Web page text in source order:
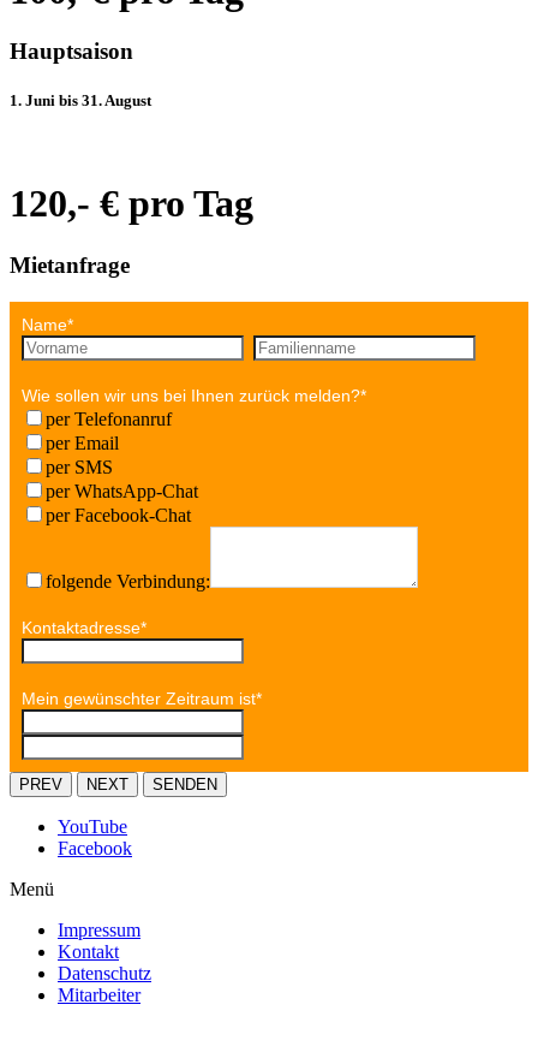
Hauptsaison
1. Juni bis 31. August
120,- € pro Tag
Mietanfrage
Name*
Wie sollen wir uns bei Ihnen zurück melden?*
per Telefonanruf
per Email
per SMS
per WhatsApp-Chat
per Facebook-Chat
folgende Verbindung:
Kontaktadresse*
Mein gewünschter Zeitraum ist*
PREV NEXT SENDEN
YouTube
Facebook
Menü
Impressum
Kontakt
Datenschutz
Mitarbeiter